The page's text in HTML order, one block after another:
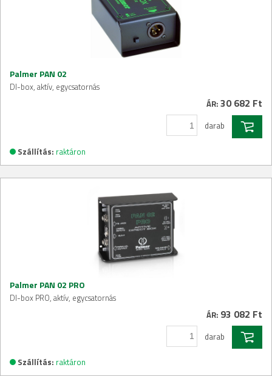
Palmer PAN 02
DI-box, aktív, egycsatornás
ÁR: 30 682 Ft
darab
Szállítás: raktáron
Palmer PAN 02 PRO
DI-box PRO, aktív, egycsatornás
ÁR: 93 082 Ft
darab
Szállítás: raktáron